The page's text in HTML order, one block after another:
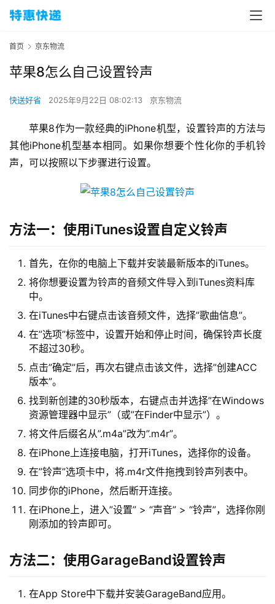
首页 京东物流
苹果8怎么自己设置铃声
快送好省 2025年9月22日 08:02:13 京东物流
苹果8作为一款经典的iPhone机型，设置铃声的方法与
其他iPhone机型基本相同。如果你想要个性化你的手机铃
声，可以按照以下步骤进行设置。
方法一：使用iTunes设置自定义铃声
首先，在你的电脑上下载并安装最新版本的iTunes。
将你想要设置为铃声的音频文件导入到iTunes资料库
中。
在iTunes中右键点击该音频文件，选择”歌曲信息”。
在”选项”标签中，设置开始和停止时间，确保铃声长度
不超过30秒。
点击”确定”后，再次右键点击该文件，选择”创建ACC
版本”。
找到新创建的30秒版本，右键点击并选择”在Windows
资源管理器中显示”（或”在Finder中显示”）。
将文件后缀名从”.m4a”改为”.m4r”。
在iPhone上连接电脑，打开iTunes，选择你的设备。
在”铃声”选项卡中，将.m4r文件拖拽到铃声列表中。
同步你的iPhone，然后断开连接。
在iPhone上，进入”设置” > “声音” > “铃声”，选择你刚
刚添加的铃声即可。
方法二：使用GarageBand设置铃声
在App Store中下载并安装GarageBand应用。